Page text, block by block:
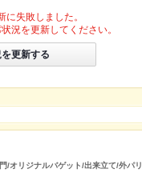
に失敗しました。
況を更新してください。
更新する
/オリジナルバゲット/出来立て/外パ